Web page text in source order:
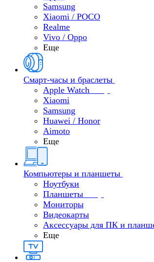
Samsung
Xiaomi / POCO
Realme
Vivo / Oppo
Еще
Смарт-часы и браслеты
Apple Watch
Xiaomi
Samsung
Huawei / Honor
Aimoto
Еще
Компьютеры и планшеты
Ноутбуки
Планшеты
Мониторы
Видеокарты
Аксессуары для ПК и
Еще